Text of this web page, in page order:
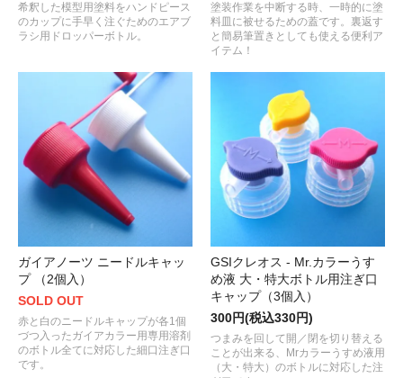
希釈した模型用塗料をハンドピース
のカップに手早く注ぐためのエアブ
ラシ用ドロッパーボトル。
塗装作業を中断する時、一時的に塗
料皿に被せるための蓋です。裏返す
と簡易筆置きとしても使える便利ア
イテム！
ガイアノーツ ニードルキャッ
プ （2個入）
SOLD OUT
赤と白のニードルキャップが各1個
づつ入ったガイアカラー用専用溶剤
のボトル全てに対応した細口注ぎ口
です。
GSIクレオス - Mr.カラーうす
め液 大・特大ボトル用注ぎ口
キャップ（3個入）
300円(税込330円)
つまみを回して開／閉を切り替える
ことが出来る、Mrカラーうすめ液用
（大・特大）のボトルに対応した注